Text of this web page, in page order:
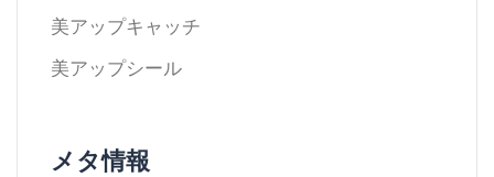
美アップキャッチ
美アップシール
メタ情報